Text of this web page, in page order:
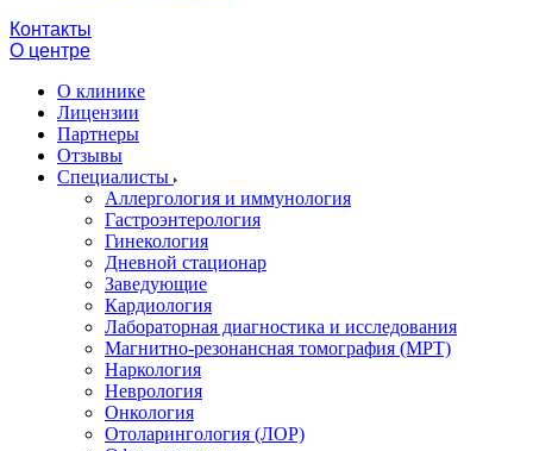
Контакты
О центре
О клинике
Лицензии
Партнеры
Отзывы
Специалисты
Аллергология и иммунология
Гастроэнтерология
Гинекология
Дневной стационар
Заведующие
Кардиология
Лабораторная диагностика и исследования
Магнитно-резонансная томография (МРТ)
Наркология
Неврология
Онкология
Отоларингология (ЛОР)